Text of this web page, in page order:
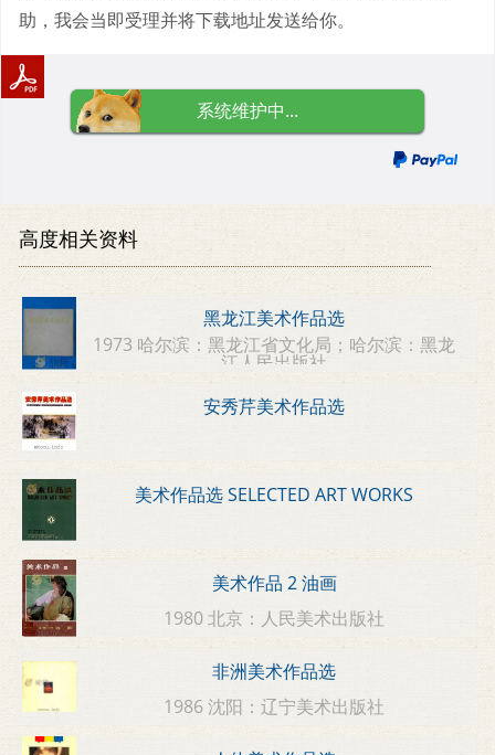
助，我会当即受理并将下载地址发送给你。
系统维护中...
高度相关资料
黑龙江美术作品选
1973 哈尔滨：黑龙江省文化局；哈尔滨：黑龙
江人民出版社
安秀芹美术作品选
美术作品选 SELECTED ART WORKS
美术作品 2 油画
1980 北京：人民美术出版社
非洲美术作品选
1986 沈阳：辽宁美术出版社